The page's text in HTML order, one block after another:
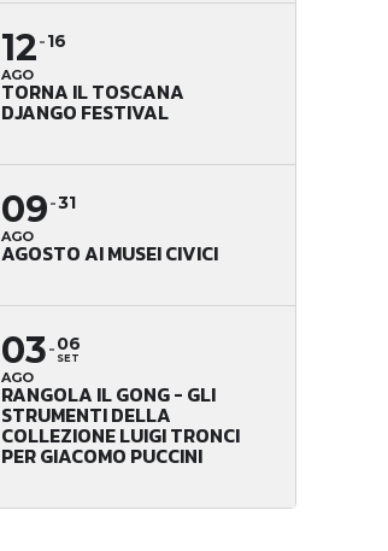
12
AGO
16
TORNA IL TOSCANA
DJANGO FESTIVAL
09
AGO
31
AGOSTO AI MUSEI CIVICI
03
AGO
06
SET
RANGOLA IL GONG - GLI
STRUMENTI DELLA
COLLEZIONE LUIGI TRONCI
PER GIACOMO PUCCINI